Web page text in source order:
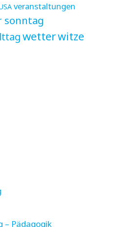
veranstaltungen
sonntag
wetterwitze
– Pädagogik